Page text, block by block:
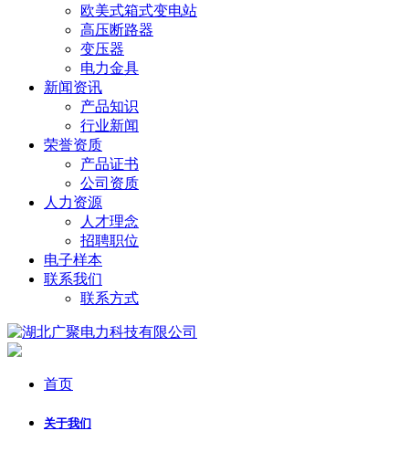
欧美式箱式变电站
高压断路器
变压器
电力金具
新闻资讯
产品知识
行业新闻
荣誉资质
产品证书
公司资质
人力资源
人才理念
招聘职位
电子样本
联系我们
联系方式
首页
关于我们